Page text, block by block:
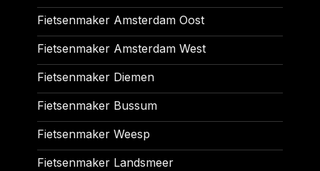
Fietsenmaker Amsterdam Oost
Fietsenmaker Amsterdam West
Fietsenmaker Diemen
Fietsenmaker Bussum
Fietsenmaker Weesp
Fietsenmaker Landsmeer